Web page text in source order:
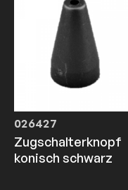
026427
Zugschalterknopf
konisch schwarz